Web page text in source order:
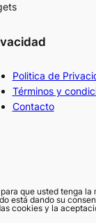
Politica de
Términos y
Contacto
que usted tenga la
está dando su
cookies y la